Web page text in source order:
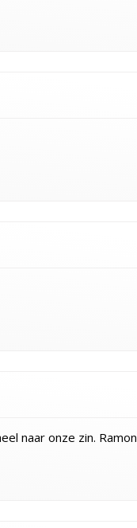
naar onze zin.